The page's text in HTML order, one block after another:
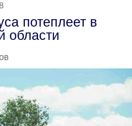
потеплеет в
области